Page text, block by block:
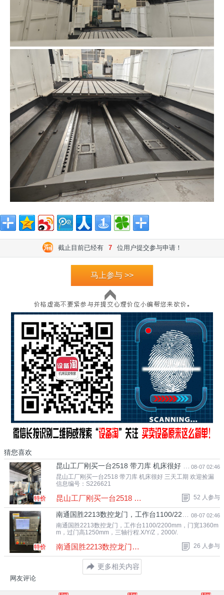
截止目前已经有 7 位用户提交参与申请！
马上参与 >>
猜您喜欢
特价
08-07 02:46
昆山工厂刚买一台2518 带刀库 机床很好 三天工期 欢迎.
昆山工厂刚买一台2518 带刀库 机床很好 三天工期 欢迎捡漏
信息编号：S226621
昆山工厂刚买一台2518 带刀库 机床很好 三. 52 人参与
特价
08-07 02:46
南通国胜2213数控龙门，工作台1100/2200mm，门宽1360m.
南通国胜2213数控龙门，工作台1100/2200mm，门宽1360m
m，过门高1250mm，三轴行程.X/Y/Z，2000/.
南通国胜2213数控龙门，工作台1100/2200mm. 26 人参与
更多相关内容
网友评论